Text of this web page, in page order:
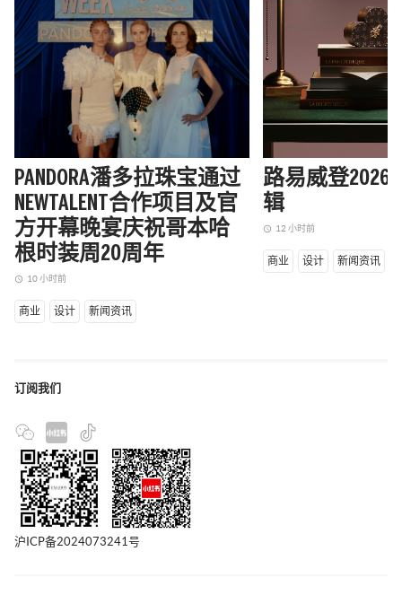
PANDORA潘多拉珠宝通过
NEWTALENT合作项目及官
方开幕晚宴庆祝哥本哈
根时装周20周年
access_time 10 小时前
商业 设计 新闻资讯
路易威登2026
辑
access_time 12 小时前
商业 设计 新闻资讯
订阅我们
沪ICP备2024073241号